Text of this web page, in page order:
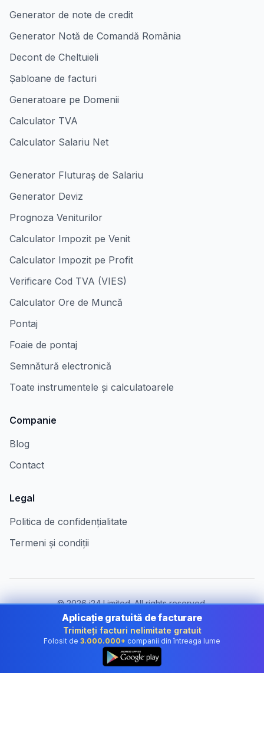
Generator de note de credit
Generator Notă de Comandă România
Decont de Cheltuieli
Șabloane de facturi
Generatoare pe Domenii
Calculator TVA
Calculator Salariu Net
Generator Fluturaș de Salariu
Generator Deviz
Prognoza Veniturilor
Calculator Impozit pe Venit
Calculator Impozit pe Profit
Verificare Cod TVA (VIES)
Calculator Ore de Muncă
Pontaj
Foaie de pontaj
Semnătură electronică
Toate instrumentele și calculatoarele
Companie
Blog
Contact
Legal
Politica de confidențialitate
Termeni și condiții
©2026i24 Limited. All rights reserved.
Pentru companii în Romania
Schimbă țara:
Romania
Aplicație gratuită de facturare
Trimiteți facturi nelimitate gratuit
Folosit de 3.000.000+ companii din întreaga lume